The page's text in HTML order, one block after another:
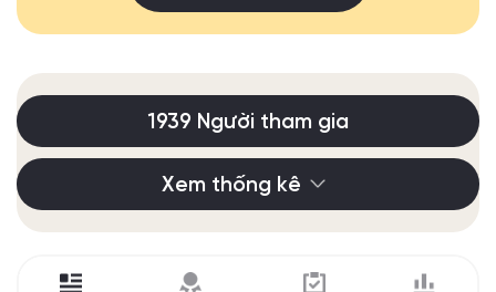
1939 Người tham gia
Xem thống kê